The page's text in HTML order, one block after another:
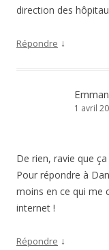
direction des
Répondre ↓
1 avril
De rien, ravie que ça
Pour répondre à
moins en ce qui me
internet !
Répondre ↓